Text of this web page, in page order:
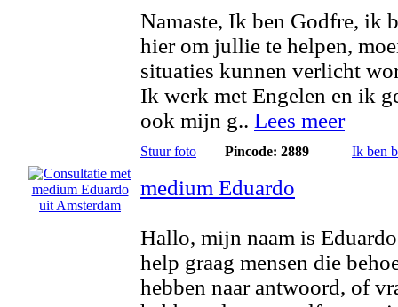
Namaste, Ik ben Godfre, ik
hier om jullie te helpen,
situaties kunnen verlicht
Ik werk met Engelen en ik
ook mijn g.. Lees meer
Stuur foto Pincode: 2889 Ik ben
medium Eduardo
Hallo, mijn naam is
help graag mensen die
hebben naar antwoord, of